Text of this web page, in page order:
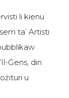
li kienu
ta’ Artisti
Ġens, din
u